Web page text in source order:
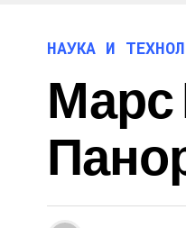
НАУКА И
Марс